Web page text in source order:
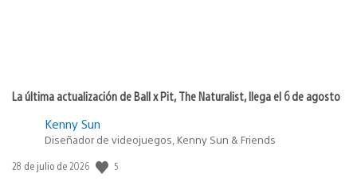
La última actualización de Ball x Pit, The Naturalist, llega el 6 de agosto
Kenny Sun
Diseñador de videojuegos, Kenny Sun & Friends
Fecha
28 de julio de 2026 5